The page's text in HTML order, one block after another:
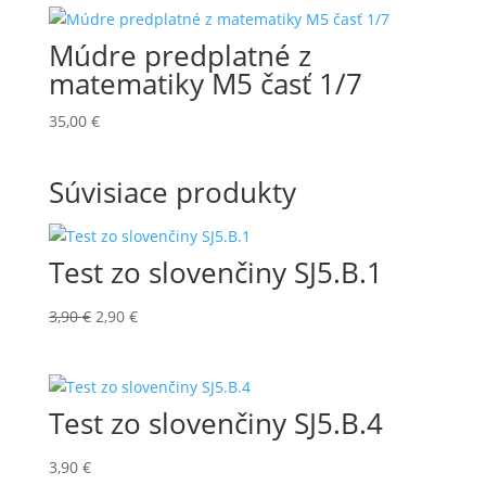
Múdre predplatné z
matematiky M5 časť 1/7
35,00 €
Súvisiace produkty
Test zo slovenčiny SJ5.B.1
3,90€ Pôvodná
3,90 €.
2,90 €Aktuálna
2,90 €.
Test zo slovenčiny SJ5.B.4
3,90 €